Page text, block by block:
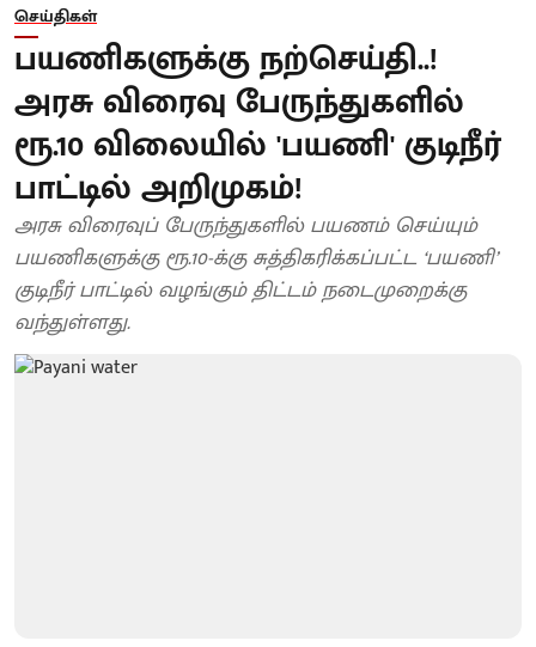
செய்திகள்
பயணிகளுக்கு நற்செய்தி..!
அரசு விரைவு பேருந்துகளில்
ரூ.10 விலையில் 'பயணி' குடிநீர்
பாட்டில் அறிமுகம்!
அரசு விரைவுப் பேருந்துகளில் பயணம் செய்யும்
பயணிகளுக்கு ரூ.10-க்கு சுத்திகரிக்கப்பட்ட ‘பயணி’
குடிநீர் பாட்டில் வழங்கும் திட்டம் நடைமுறைக்கு
வந்துள்ளது.